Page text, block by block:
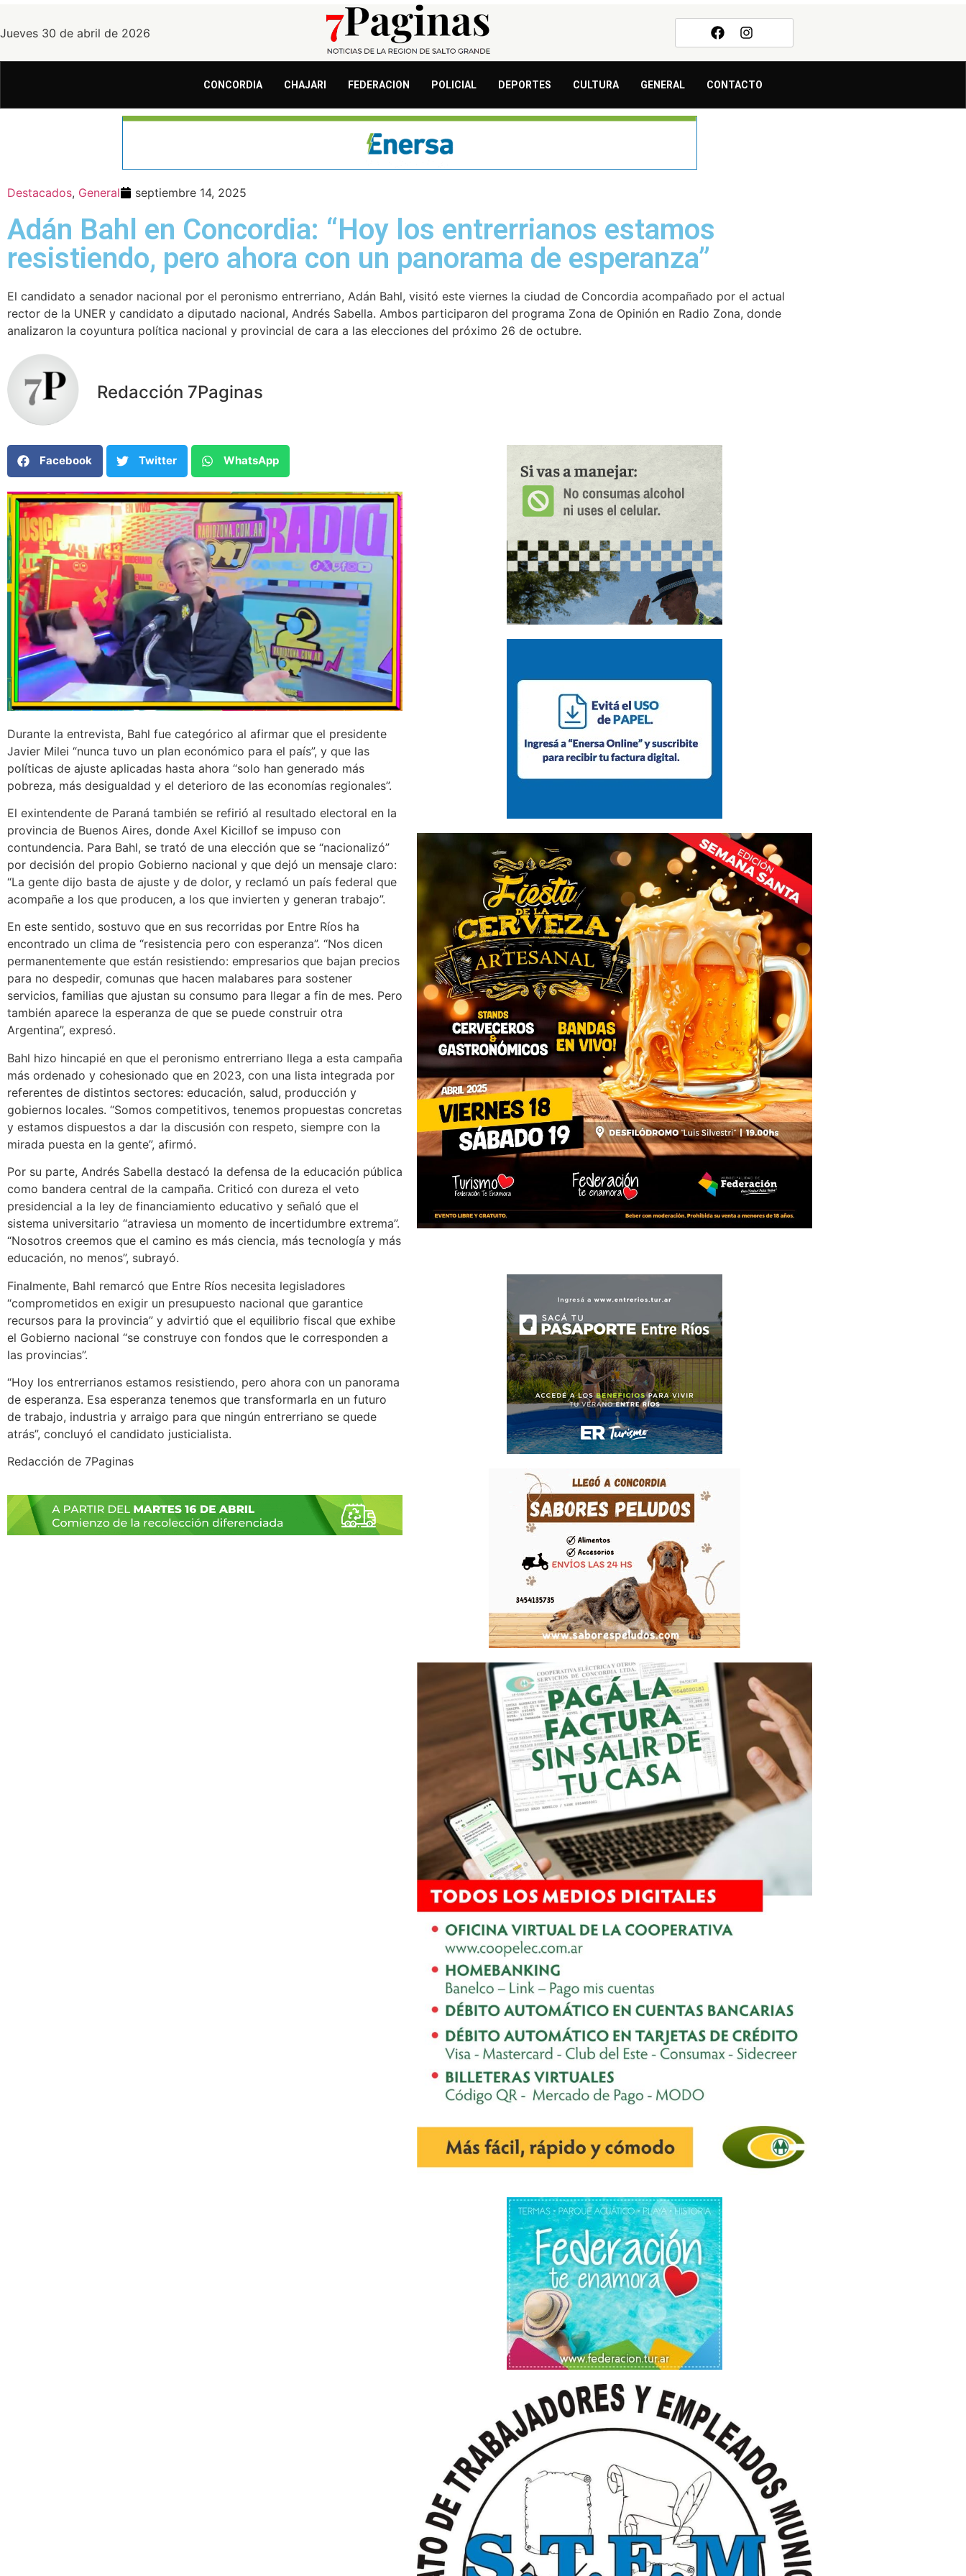
Jueves 30 de abril de 2026
CONCORDIA CHAJARI FEDERACION POLICIAL DEPORTES CULTURA GENERAL CONTACTO
Destacados, General septiembre 14, 2025
Adán Bahl en Concordia: “Hoy los entrerrianos estamos
resistiendo, pero ahora con un panorama de esperanza”
El candidato a senador nacional por el peronismo entrerriano, Adán Bahl, visitó este viernes la ciudad de Concordia acompañado por el actual
rector de la UNER y candidato a diputado nacional, Andrés Sabella. Ambos participaron del programa Zona de Opinión en Radio Zona, donde
analizaron la coyuntura política nacional y provincial de cara a las elecciones del próximo 26 de octubre.
Redacción 7Paginas
Facebook Twitter WhatsApp
Durante la entrevista, Bahl fue categórico al afirmar que el presidente
Javier Milei “nunca tuvo un plan económico para el país”, y que las
políticas de ajuste aplicadas hasta ahora “solo han generado más
pobreza, más desigualdad y el deterioro de las economías regionales”.
El exintendente de Paraná también se refirió al resultado electoral en la
provincia de Buenos Aires, donde Axel Kicillof se impuso con
contundencia. Para Bahl, se trató de una elección que se “nacionalizó”
por decisión del propio Gobierno nacional y que dejó un mensaje claro:
“La gente dijo basta de ajuste y de dolor, y reclamó un país federal que
acompañe a los que producen, a los que invierten y generan trabajo”.
En este sentido, sostuvo que en sus recorridas por Entre Ríos ha
encontrado un clima de “resistencia pero con esperanza”. “Nos dicen
permanentemente que están resistiendo: empresarios que bajan precios
para no despedir, comunas que hacen malabares para sostener
servicios, familias que ajustan su consumo para llegar a fin de mes. Pero
también aparece la esperanza de que se puede construir otra
Argentina”, expresó.
Bahl hizo hincapié en que el peronismo entrerriano llega a esta campaña
más ordenado y cohesionado que en 2023, con una lista integrada por
referentes de distintos sectores: educación, salud, producción y
gobiernos locales. “Somos competitivos, tenemos propuestas concretas
y estamos dispuestos a dar la discusión con respeto, siempre con la
mirada puesta en la gente”, afirmó.
Por su parte, Andrés Sabella destacó la defensa de la educación pública
como bandera central de la campaña. Criticó con dureza el veto
presidencial a la ley de financiamiento educativo y señaló que el
sistema universitario “atraviesa un momento de incertidumbre extrema”.
“Nosotros creemos que el camino es más ciencia, más tecnología y más
educación, no menos”, subrayó.
Finalmente, Bahl remarcó que Entre Ríos necesita legisladores
“comprometidos en exigir un presupuesto nacional que garantice
recursos para la provincia” y advirtió que el equilibrio fiscal que exhibe
el Gobierno nacional “se construye con fondos que le corresponden a
las provincias”.
“Hoy los entrerrianos estamos resistiendo, pero ahora con un panorama
de esperanza. Esa esperanza tenemos que transformarla en un futuro
de trabajo, industria y arraigo para que ningún entrerriano se quede
atrás”, concluyó el candidato justicialista.
Redacción de 7Paginas